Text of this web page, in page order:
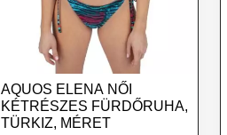
AQUOS ELENA NŐI
KÉTRÉSZES FÜRDŐRUHA,
TÜRKIZ, MÉRET